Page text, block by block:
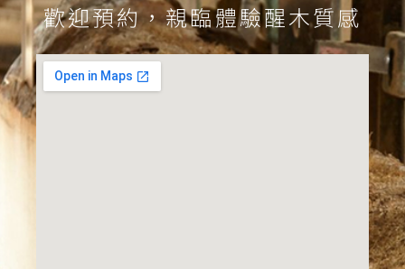
歡迎預約，親臨體驗醒木質感